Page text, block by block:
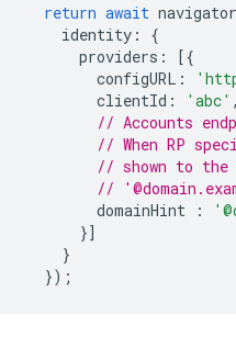
return await navigator
identity :
{
providers :
[{
configURL :
clientId : 'abc' ,
// Accounts
// When RP
// shown to the
//
domainHint
:
}]
}
});